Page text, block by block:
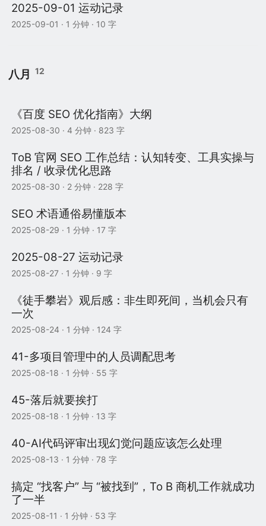
2025-09-01 运动记录
2025-09-01 · 1 分钟 · 10 字
八月 12
《百度 SEO 优化指南》大纲
2025-08-30 · 4 分钟 · 823 字
ToB 官网 SEO 工作总结：认知转变、工具实操与
排名 / 收录优化思路
2025-08-30 · 2 分钟 · 228 字
SEO 术语通俗易懂版本
2025-08-29 · 1 分钟 · 17 字
2025-08-27 运动记录
2025-08-27 · 1 分钟 · 9 字
《徒手攀岩》观后感：非生即死间，当机会只有
一次
2025-08-24 · 1 分钟 · 124 字
41-多项目管理中的人员调配思考
2025-08-18 · 1 分钟 · 55 字
45-落后就要挨打
2025-08-18 · 1 分钟 · 13 字
40-AI代码评审出现幻觉问题应该怎么处理
2025-08-13 · 1 分钟 · 78 字
搞定 “找客户” 与 “被找到”，To B 商机工作就成功
了一半
2025-08-11 · 1 分钟 · 53 字